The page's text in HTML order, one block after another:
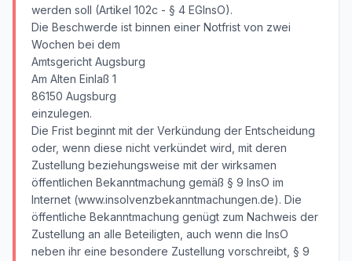
werden soll (Artikel 102c - § 4 EGInsO).
Die Beschwerde ist binnen einer Notfrist von zwei
Wochen bei dem
Amtsgericht Augsburg
Am Alten Einlaß 1
86150 Augsburg
einzulegen.
Die Frist beginnt mit der Verkündung der Entscheidung
oder, wenn diese nicht verkündet wird, mit deren
Zustellung beziehungsweise mit der wirksamen
öffentlichen Bekanntmachung gemäß § 9 InsO im
Internet (www.insolvenzbekanntmachungen.de). Die
öffentliche Bekanntmachung genügt zum Nachweis der
Zustellung an alle Beteiligten, auch wenn die InsO
neben ihr eine besondere Zustellung vorschreibt, § 9